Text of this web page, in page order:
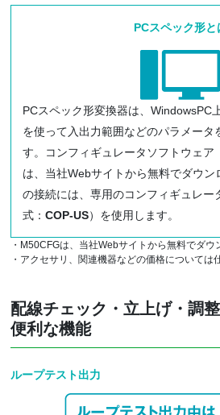
PCスペック形と
PCスペック形変換器は、WindowsPC
を使って入出力範囲などのパラメータ
す。コンフィギュレータソフトウェア
は、当社Webサイトから無料でダウン
の接続には、専用のコンフィギュレー
式：COP-US）を使用します。
・M50CFGは、当社Webサイトから無料でダウ
・アクセサリ、関連機器などの価格については
配線チェック・立上げ・調
便利な機能
ループテスト出力